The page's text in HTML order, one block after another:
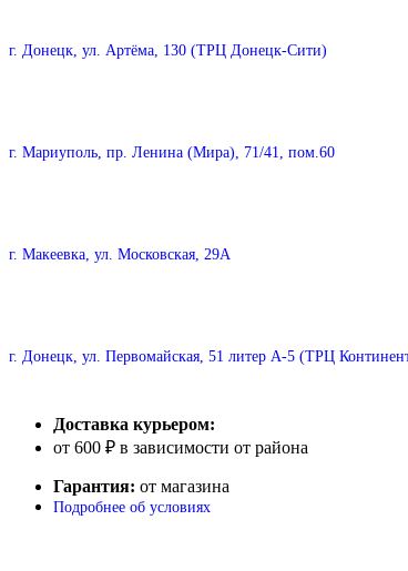
г. Донецк, ул. Артёма, 130 (ТРЦ Донецк-Сити)
г. Мариуполь, пр. Ленина (Мира), 71/41, пом.60
г. Макеевка, ул. Московская, 29А
г. Донецк, ул. Первомайская, 51 литер А-5 (ТРЦ
Доставка курьером:
от 600 ₽ в зависимости от района
Гарантия: от магазина
Подробнее об условиях